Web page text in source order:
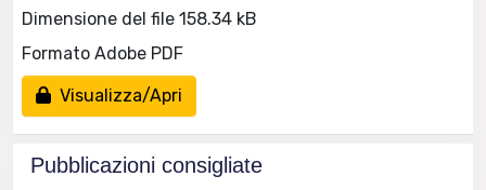
Dimensione del file 158.34 kB
Formato Adobe PDF
Visualizza/Apri
Pubblicazioni consigliate